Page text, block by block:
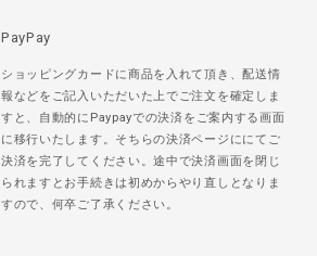
PayPay
ショッピングカードに商品を入れて頂き、配送情
報などをご記入いただいた上でご注文を確定しま
すと、自動的にPaypayでの決済をご案内する画面
に移行いたします。そちらの決済ページににてご
決済を完了してください。途中で決済画面を閉じ
られますとお手続きは初めからやり直しとなりま
すので、何卒ご了承ください。